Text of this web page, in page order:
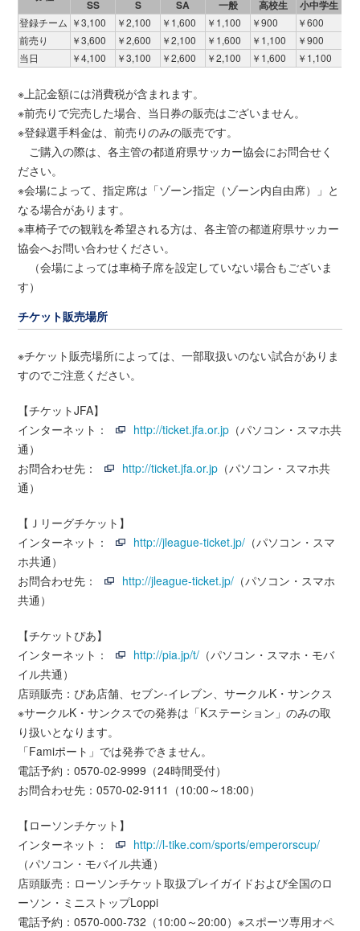
SS S SA 一般 高校生 小中学生
登録チーム ￥3,100 ￥2,100 ￥1,600 ￥1,100 ￥900
￥600
前売り
￥3,600 ￥2,600 ￥2,100 ￥1,600 ￥1,100
￥900
当日
￥4,100 ￥3,100 ￥2,600 ￥2,100 ￥1,600 ￥1,100
※上記金額には消費税が含まれます。
※前売りで完売した場合、当日券の販売はございません。
※登録選手料金は、前売りのみの販売です。
ご購入の際は、各主管の都道府県サッカー協会にお問合せく
ださい。
※会場によって、指定席は「ゾーン指定（ゾーン内自由席）」と
なる場合があります。
※車椅子での観戦を希望される方は、各主管の都道府県サッカー
協会へお問い合わせください。
（会場によっては車椅子席を設定していない場合もございま
す）
チケット販売場所
※チケット販売場所によっては、一部取扱いのない試合がありま
すのでご注意ください。
【チケットJFA】
インターネット：
http://ticket.jfa.or.jp （パソコン・スマホ共
通）
お問合わせ先：
http://ticket.jfa.or.jp （パソコン・スマホ共
通）
【Ｊリーグチケット】
インターネット：
http://jleague-ticket.jp/ （パソコン・スマ
ホ共通）
お問合わせ先：
http://jleague-ticket.jp/ （パソコン・スマホ
共通）
【チケットぴあ】
インターネット：
http://pia.jp/t/ （パソコン・スマホ・モバ
イル共通）
店頭販売：ぴあ店舗、セブン-イレブン、サークルK・サンクス
※サークルK・サンクスでの発券は「Kステーション」のみの取
り扱いとなります。
「Famiポート」では発券できません。
電話予約：0570-02-9999（24時間受付）
お問合わせ先：0570-02-9111（10:00～18:00）
【ローソンチケット】
インターネット：
http://l-tike.com/sports/emperorscup/
（パソコン・モバイル共通）
店頭販売：ローソンチケット取扱プレイガイドおよび全国のロ
ーソン・ミニストップLoppi
電話予約：0570-000-732（10:00～20:00）※スポーツ専用オペ